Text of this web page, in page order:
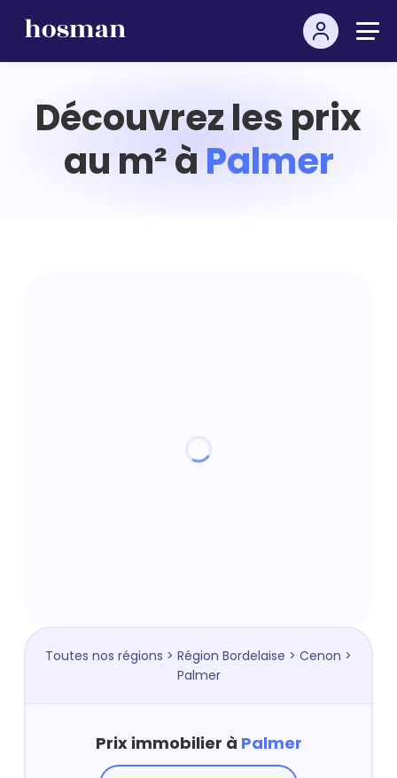
Découvrez les prix
au m² à Palmer
Toutes nos régions > Région Bordelaise > Cenon >
Palmer
Prix immobilier à Palmer